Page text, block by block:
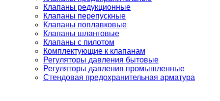
Клапаны редукционные
Клапаны перепускные
Клапаны поплавковые
Клапаны шланговые
Клапаны с пилотом
Комплектующие к клапанам
Регуляторы давления бытовые
Регуляторы давления промышленные
Стендовая предохранительная арматура